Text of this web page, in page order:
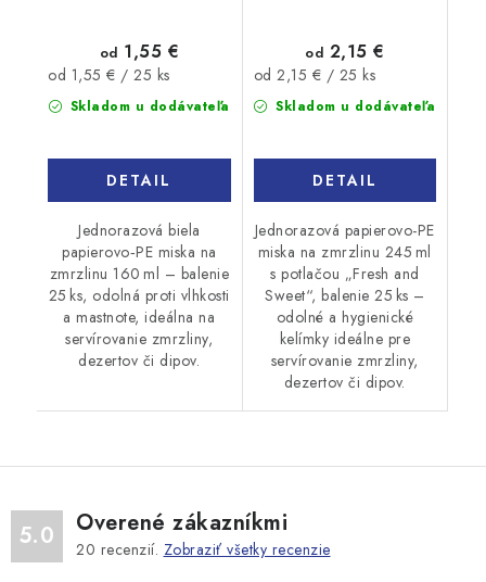
Skladom u dodávateľa
od 1,55 €
Jednotková
cena:
od 1,55 € / 25 ks
DETAIL
Jednorazová biela
papierovo‑PE miska na
zmrzlinu 160 ml – balenie
25 ks, odolná proti vlhkosti
a mastnote, ideálna na
servírovanie zmrzliny,
dezertov či dipov.
Skladom u dodávateľa
od 2,15 €
Jednotková
cena:
od 2,15 € / 25 ks
DETAIL
Jednorazová papierovo-PE
miska na zmrzlinu 245 ml
s potlačou „Fresh and
Sweet“, balenie 25 ks –
odolné a hygienické
kelímky ideálne pre
servírovanie zmrzliny,
dezertov či dipov.
5.0 Overené zákazníkmi
20 recenzií. Zobraziť všetky recenzie